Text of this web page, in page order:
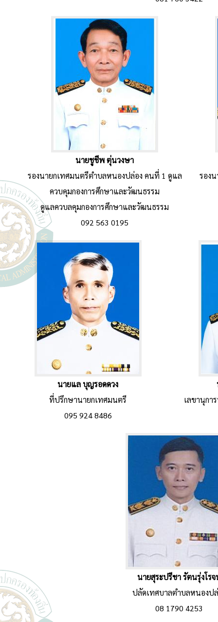
นายชูชีพ ตุ่นวงษา
รองนายกเทศมนตรีตำบลหนองปล่อง คนที่ 1 ดูแล
ควบคุมกองการศึกษาและวัฒนธรรม
ดูแลควบลคุมกองการศึกษาและวัฒนธรรม
092 563 0195
รอง
นายแล บุญรอดดวง
ที่ปรึกษานายกเทศมนตรี
095 924 8486
เลขานุกา
นายสุระปรีชา รัตนรุ่งโร
ปลัดเทศบาลตำบลหนองป
08 1790 4253